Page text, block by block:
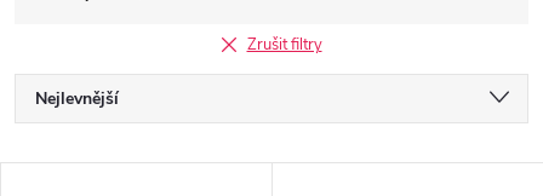
Zrušit filtry
Ř
a
Nejlevnější